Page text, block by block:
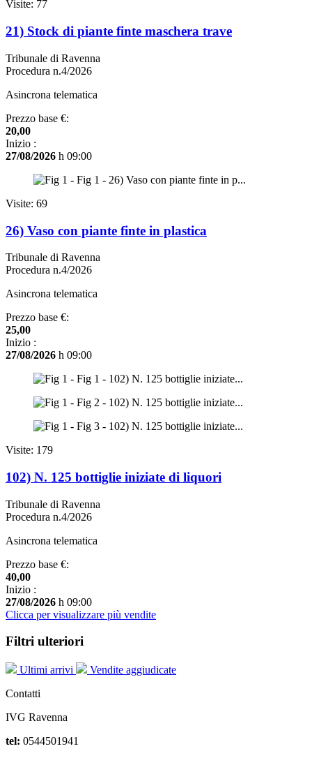
Visite: 77
21) Stock di piante finte maschera trave
Tribunale di Ravenna
Procedura n.4/2026
Asincrona telematica
Prezzo base €:
20,00
Inizio :
27/08/2026 h 09:00
Visite: 69
26) Vaso con piante finte in plastica
Tribunale di Ravenna
Procedura n.4/2026
Asincrona telematica
Prezzo base €:
25,00
Inizio :
27/08/2026 h 09:00
Visite: 179
102) N. 125 bottiglie iniziate di liquori
Tribunale di Ravenna
Procedura n.4/2026
Asincrona telematica
Prezzo base €:
40,00
Inizio :
27/08/2026 h 09:00
Clicca per visualizzare più vendite
Filtri ulteriori
Ultimi arrivi
Vendite aggiudicate
Contatti
IVG Ravenna
tel: 0544501941